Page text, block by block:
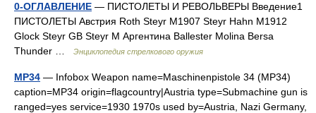
0-ОГЛАВЛЕНИЕ — ПИСТОЛЕТЫ И РЕВОЛЬВЕРЫ Введение1
ПИСТОЛЕТЫ Австрия Roth Steyr M1907 Steyr Hahn M1912
Glock Steyr GB Steyr M Аргентина Ballester Molina Bersa
Thunder …
Энциклопедия стрелкового оружия
MP34 — Infobox Weapon name=Maschinenpistole 34 (MP34)
caption=MP34 origin=flagcountry|Austria type=Submachine gun is
ranged=yes service=1930 1970s used by=Austria, Nazi Germany,